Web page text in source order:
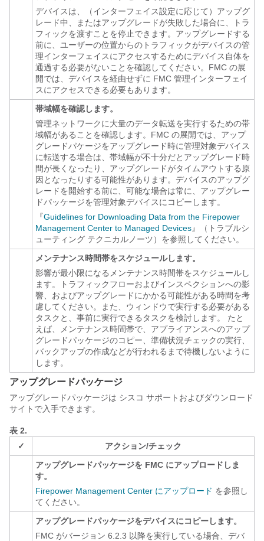
デバイスは、（インターフェイス設定に応じて）アップグ
レード中、またはアップグレードが失敗した場合に、トラ
フィックを渡すことを停止できます。アップグレードする
前に、ユーザーの位置からのトラフィックがデバイスの管
理インターフェイスにアクセスするためにデバイス自体を
通過する必要がないことを確認してください。FMC の展
開では、デバイスを経由せずに FMC 管理インターフェイ
スにアクセスできる必要もあります。
帯域幅を確認します。
管理ネットワークに大量のデータ転送を実行するための帯
域幅があることを確認します。FMC の展開では、アップ
グレードパケージをアップグレード時に管理対象デバイス
に転送する場合は、帯域幅が不十分だとアップグレード時
間が長くなったり、アップグレードがタイムアウトする原
因となったりする可能性があります。デバイスのアップグ
レードを開始する前に、可能な場合は常に、アップグレー
ドパッケージを管理対象デバイスにコピーします。
『Guidelines for Downloading Data from the Firepower
Management Center to Managed Devices』（トラブルシ
ューティング テクニカルノーツ）を参照してください。
メンテナンス時間帯をスケジュールします。
影響が最小限になるメンテナンス時間帯をスケジュールし
ます。トラフィックフローおよびインスペクションへの影
響、およびアップグレードにかかる可能性がある時間を考
慮してください。また、ウィンドウで実行する必要がある
タスクと、事前に実行できるタスクを検討します。
たと
えば、メンテナンス時間帯で、アプライアンスへのアップ
グレードパッケージのコピー、準備状況チェックの実行、
バックアップの作成などが行われるまで待機しないように
します。
アップグレードパッケージ
アップグレードパッケージは シスコ サポートおよびダウンロード
サイト で入手できます。
表 2.
✓
アクション/チェック
アップグレードパッケージを FMC にアップロードしま
す。
Firepower Management Center にアップロード を参照し
てください。
アップグレードパッケージをデバイスにコピーします。
FMC がバージョン 6.2.3 以降を実行している場合、デバ